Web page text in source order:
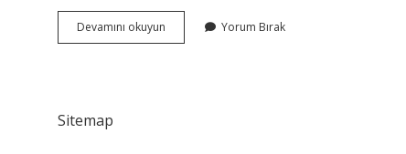
Devamını okuyun
Su
Yorum Bırak
Sitemap